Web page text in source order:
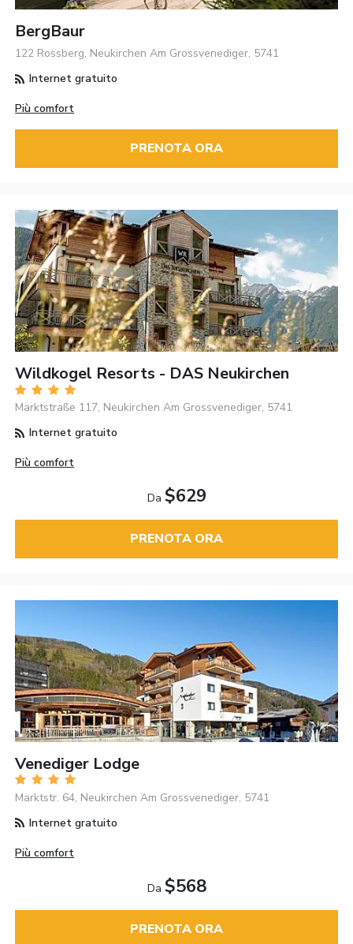
BergBaur
122 Rossberg, Neukirchen Am Grossvenediger, 5741
Internet gratuito
Più comfort
PRENOTA ORA
Wildkogel Resorts - DAS Neukirchen
Marktstraße 117, Neukirchen Am Grossvenediger, 5741
Internet gratuito
Più comfort
Da $629
PRENOTA ORA
Venediger Lodge
Marktstr. 64, Neukirchen Am Grossvenediger, 5741
Internet gratuito
Più comfort
Da $568
PRENOTA ORA